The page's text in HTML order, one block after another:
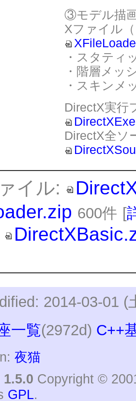
③モデル描
Xファイル
・スタティ
・階層メッ
・スキンメ
DirectX実行
DirectX全ソ
イル:
600件 [
2014-03-01 (
一覧(2972d) C++
夜猫
Copyright ©
GPL.